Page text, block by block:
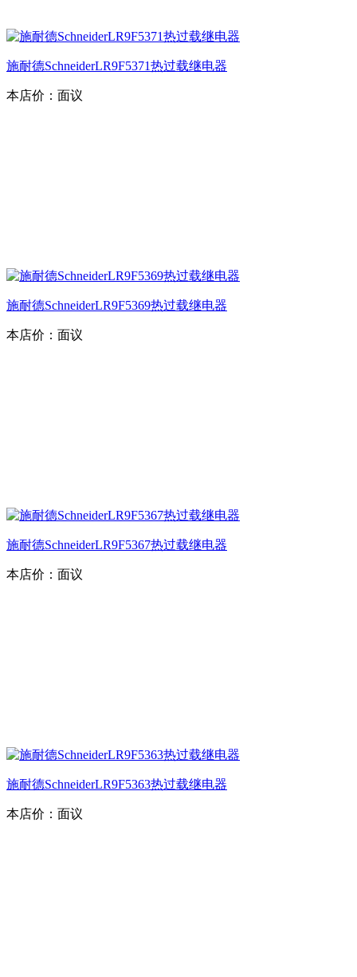
施耐德SchneiderLR9F5371热过载继电器
本店价： 面议
施耐德SchneiderLR9F5369热过载继电器
本店价： 面议
施耐德SchneiderLR9F5367热过载继电器
本店价： 面议
施耐德SchneiderLR9F5363热过载继电器
本店价： 面议